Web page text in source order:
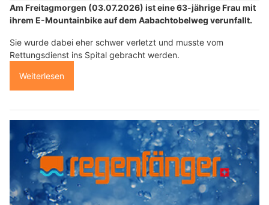
Am Freitagmorgen (03.07.2026) ist eine 63-jährige Frau mit
ihrem E-Mountainbike auf dem Aabachtobelweg verunfallt.
Sie wurde dabei eher schwer verletzt und musste vom
Rettungsdienst ins Spital gebracht werden.
Weiterlesen